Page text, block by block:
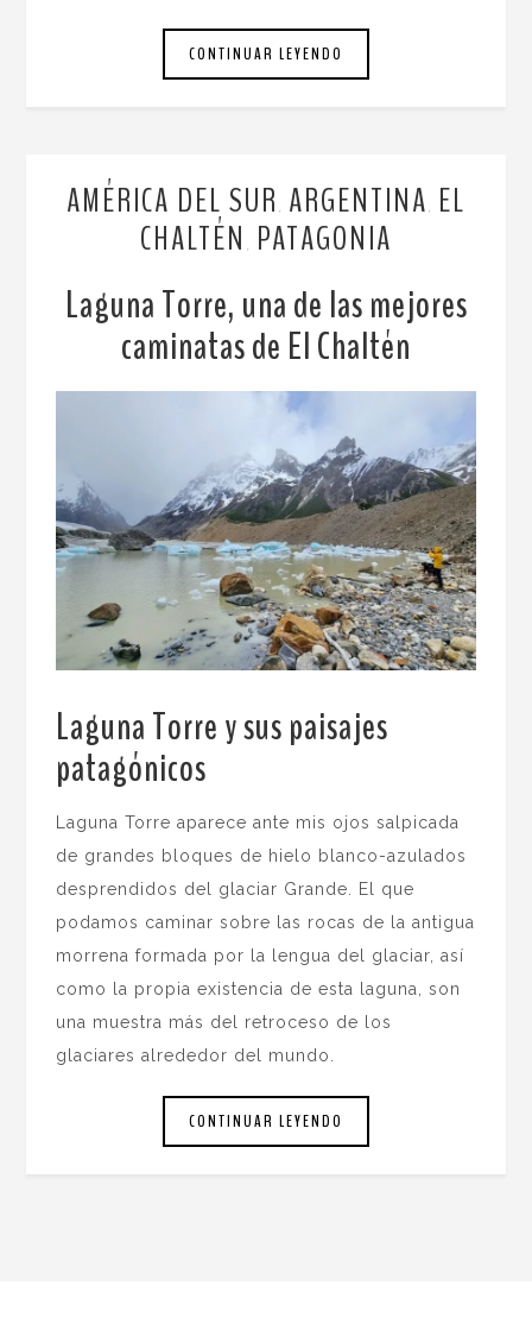
CONTINUAR LEYENDO
AMÉRICA DEL SUR ARGENTINA EL
CHALTÉN PATAGONIA
Laguna Torre, una de las mejores
caminatas de El Chaltén
Laguna Torre y sus paisajes
patagónicos
Laguna Torre aparece ante mis ojos salpicada
de grandes bloques de hielo blanco-azulados
desprendidos del glaciar Grande. El que
podamos caminar sobre las rocas de la antigua
morrena formada por la lengua del glaciar, así
como la propia existencia de esta laguna, son
una muestra más del retroceso de los
glaciares alrededor del mundo.
CONTINUAR LEYENDO